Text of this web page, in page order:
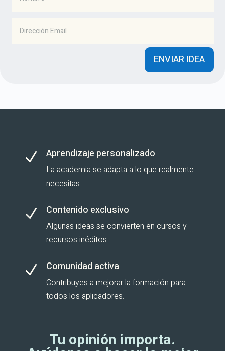
ENVIAR IDEA
N Aprendizaje personalizado
La academia se adapta a lo que realmente
necesitas.
N Contenido exclusivo
Algunas ideas se convierten en cursos y
recursos inéditos.
N Comunidad activa
Contribuyes a mejorar la formación para
todos los aplicadores.
Tu opinión importa.